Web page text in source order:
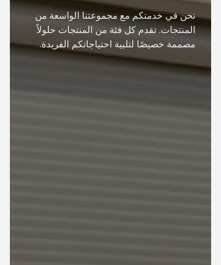
نحن في خدمتكم مع مجموعتنا الواسعة من
المنتجات. تقدم كل فئة من المنتجات حلولاً
مصممة خصيصًا لتلبية احتياجاتكم الفريدة.